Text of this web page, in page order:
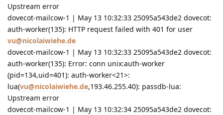
Upstream error
dovecot-mailcow-1 | May 13 10:32:33 25095a543de2 dovecot:
auth-worker(135): HTTP request failed with 401 for user
vu@nicolaiwiehe.de
dovecot-mailcow-1 | May 13 10:32:33 25095a543de2 dovecot:
auth-worker(135): Error: conn unix:auth-worker
(pid=134,uid=401): auth-worker<21>:
lua(vu@nicolaiwiehe.de,193.46.255.40): passdb-lua:
Upstream error
dovecot-mailcow-1 | May 13 10:32:34 25095a543de2 dovecot: